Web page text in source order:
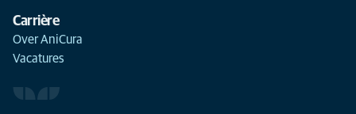
Carrière
Over AniCura
Vacatures